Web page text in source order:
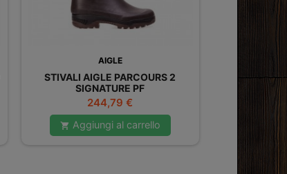
AIGLE
STIVALI AIGLE PARCOURS 2
SIGNATURE PF
Prezzo
244,79 €
 Aggiungi al carrello